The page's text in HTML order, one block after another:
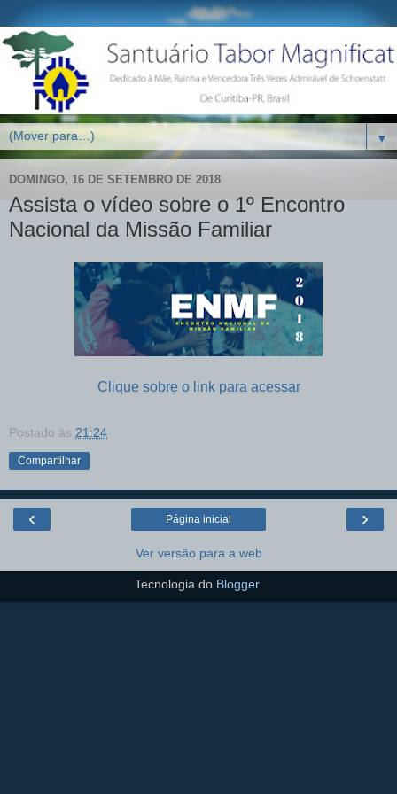
▼
DOMINGO, 16 DE SETEMBRO DE 2018
Assista o vídeo sobre o 1º Encontro
Nacional da Missão Familiar
Clique sobre o link para acessar
Postado às 21:24
Compartilhar
‹ ›
Página inicial
Ver versão para a web
Tecnologia do Blogger.